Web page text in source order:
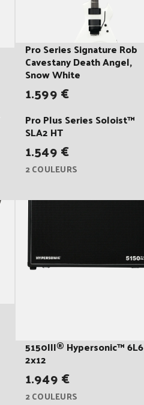
c
o
n
Pro Series Signature Rob
Cavestany Death Angel,
Snow White
1.599 €
Pro Plus Series Soloist™
SLA2 HT
1.549 €
2 COULEURS
5150III® Hypersonic™ 6L6
2x12
1.949 €
2 COULEURS